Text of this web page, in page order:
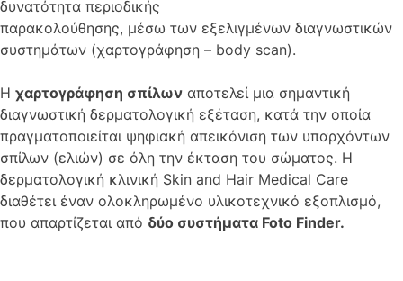
δυνατότητα περιοδικής
παρακολούθησης, μέσω των εξελιγμένων διαγνωστικών
συστημάτων (χαρτογράφηση – body scan).
Η χαρτογράφηση σπίλων αποτελεί μια σημαντική
διαγνωστική δερματολογική εξέταση, κατά την οποία
πραγματοποιείται ψηφιακή απεικόνιση των υπαρχόντων
σπίλων (ελιών) σε όλη την έκταση του σώματος. Η
δερματολογική κλινική Skin and Hair Medical Care
διαθέτει έναν ολοκληρωμένο υλικοτεχνικό εξοπλισμό,
που απαρτίζεται από δύο συστήματα Foto Finder.